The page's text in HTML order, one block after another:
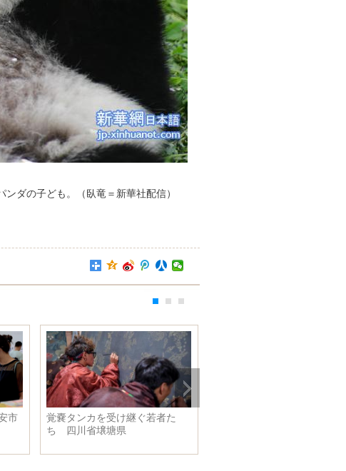
ダの子ども。（臥竜＝新華社配信）
た
「スポーツ・探検」が農村観光
の主力に 浙江省桐廬県